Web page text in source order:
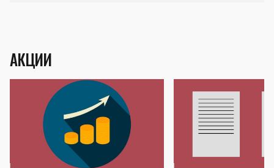
АКЦИИ